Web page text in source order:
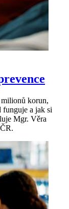
milionů korun,
funguje a jak si
Mgr. Věra